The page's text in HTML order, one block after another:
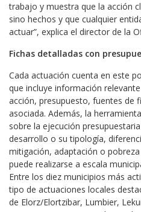
trabajo y muestra que la acción
sino hechos y que cualquier
actuar”, explica el director de la
Fichas detalladas con
Cada actuación cuenta en este
que incluye información
acción, presupuesto, fuentes de
asociada. Además, la
sobre la ejecución
desarrollo o su tipología,
mitigación, adaptación o
puede realizarse a escala
Entre los diez municipios más
tipo de actuaciones locales
de Elorz/Elortzibar, Lumbier,